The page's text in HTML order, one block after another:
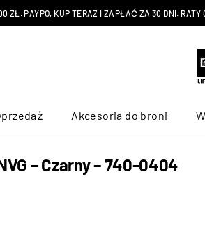
ZŁ. PAYPO, KUP TERAZ I ZAPŁAĆ ZA 30 DNI. RATY
Akcesoria do broni
– Czarny – 740-0404